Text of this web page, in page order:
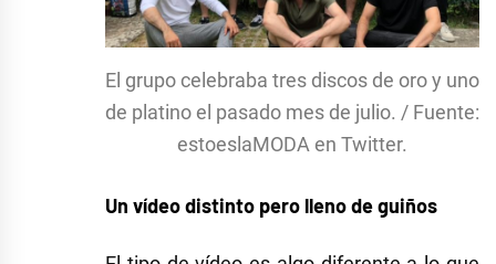
El grupo celebraba tres discos de oro y uno
de platino el pasado mes de julio. / Fuente:
estoeslaMODA en Twitter.
Un vídeo distinto pero lleno de guiños